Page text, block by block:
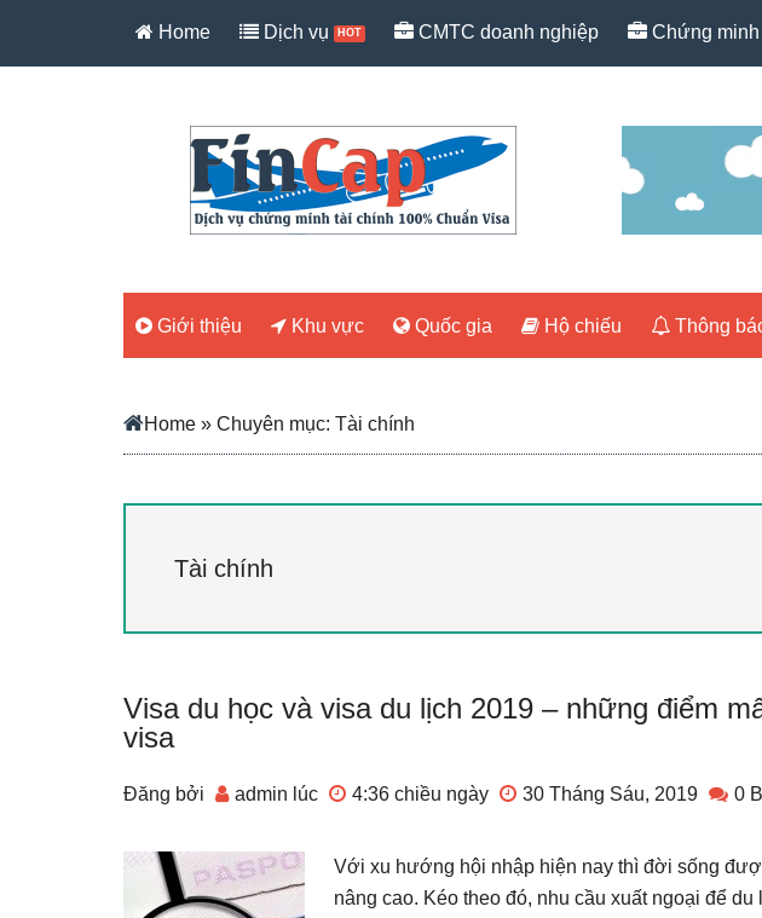
Home Dịch vụ CMTC doanh nghiệp Chứng minh
Giới thiệu Khu vực Quốc gia Hộ chiếu Thông
Home » Chuyên mục: Tài chính
Tài chính
Visa du học và visa du lịch 2019 – những điểm
visa
Đăng bởi admin lúc 4:36 chiều ngày 30 Tháng Sáu, 2019 0
Với xu hướng hội nhập hiện nay thì đời sống
nâng cao. Kéo theo đó, nhu cầu xuất ngoại để du